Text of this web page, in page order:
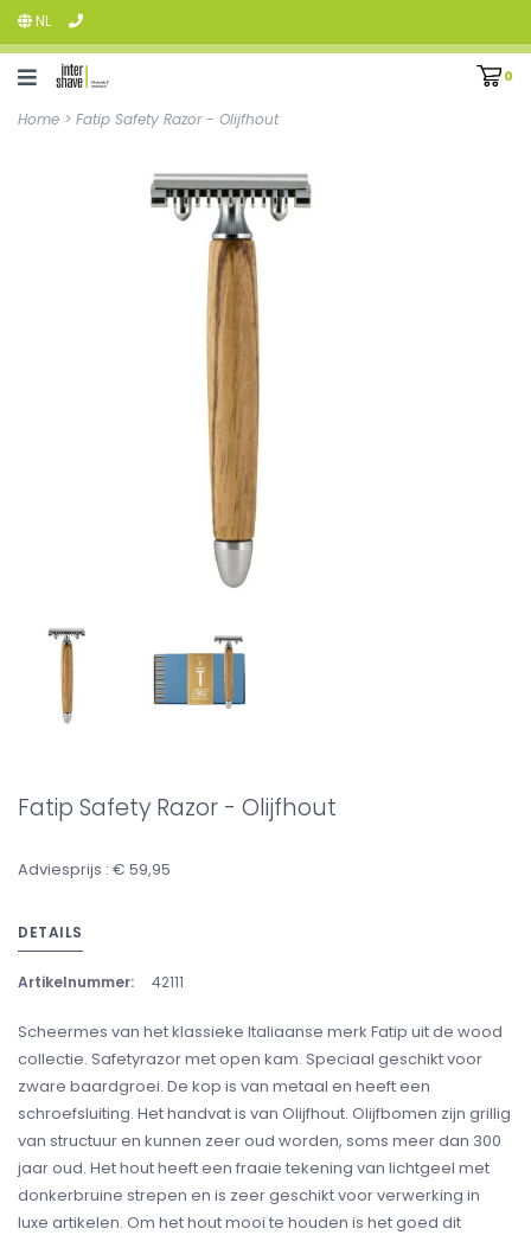
NL
0
Home > Fatip Safety Razor - Olijfhout
Fatip Safety Razor - Olijfhout
Adviesprijs : € 59,95
DETAILS
Artikelnummer: 42111
Scheermes van het klassieke Italiaanse merk Fatip uit de wood
collectie. Safetyrazor met open kam. Speciaal geschikt voor
zware baardgroei. De kop is van metaal en heeft een
schroefsluiting. Het handvat is van Olijfhout. Olijfbomen zijn grillig
van structuur en kunnen zeer oud worden, soms meer dan 300
jaar oud. Het hout heeft een fraaie tekening van lichtgeel met
donkerbruine strepen en is zeer geschikt voor verwerking in
luxe artikelen. Om het hout mooi te houden is het goed dit